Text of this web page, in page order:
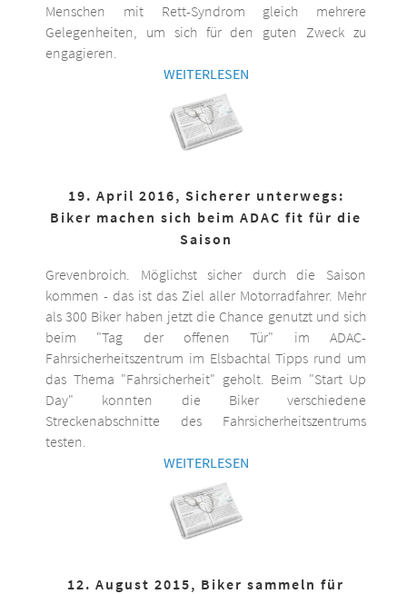
Menschen mit Rett-Syndrom gleich mehrere
Gelegenheiten, um sich für den guten Zweck zu
engagieren.
WEITERLESEN
19. April 2016, Sicherer unterwegs:
Biker machen sich beim ADAC fit für die
Saison
Grevenbroich. Möglichst sicher durch die Saison
kommen - das ist das Ziel aller Motorradfahrer. Mehr
als 300 Biker haben jetzt die Chance genutzt und sich
beim "Tag der offenen Tür" im ADAC-
Fahrsicherheitszentrum im Elsbachtal Tipps rund um
das Thema "Fahrsicherheit" geholt. Beim "Start Up
Day" konnten die Biker verschiedene
Streckenabschnitte des Fahrsicherheitszentrums
testen.
WEITERLESEN
12. August 2015, Biker sammeln für